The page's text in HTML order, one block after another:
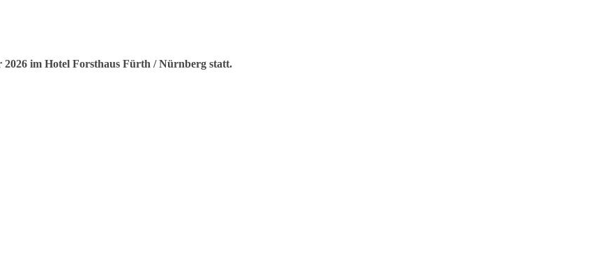
im Hotel Forsthaus Fürth / Nürnberg statt.